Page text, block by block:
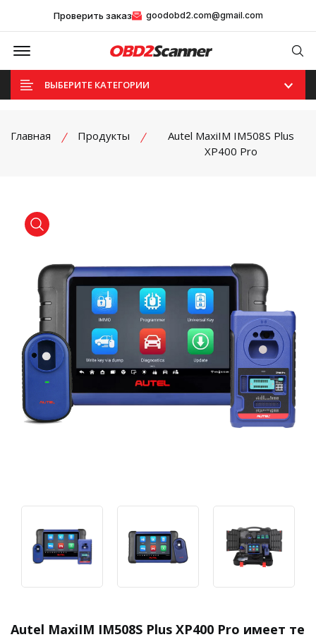
Проверить заказ goodobd2.com@gmail.com
Offcanvas Menu Open
ВЫБЕРИТЕ КАТЕГОРИИ
Главная Продукты
Autel MaxiIM IM508S Plus
XP400 Pro
product view
Autel MaxiIM IM508S Plus XP400 Pro имеет те